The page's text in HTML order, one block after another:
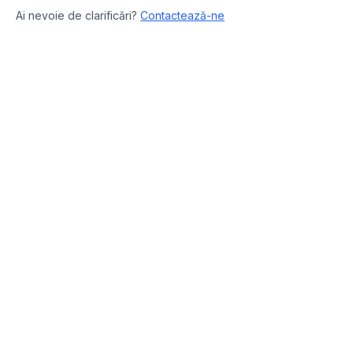
Ai nevoie de clarificări? Contactează-ne